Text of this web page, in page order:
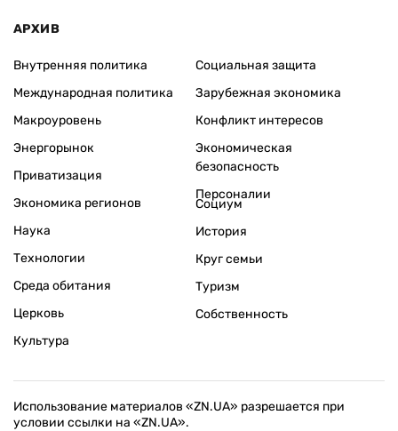
АРХИВ
Внутренняя политика
Международная политика
Макроуровень
Энергорынок
Приватизация
Экономика регионов
Социальная защита
Зарубежная экономика
Конфликт интересов
Экономическая
безопасность
Персоналии
Наука
Технологии
Среда обитания
Церковь
Культура
Социум
История
Круг семьи
Туризм
Собственность
Использование материалов «ZN.UA» разрешается при
условии ссылки на «ZN.UA».